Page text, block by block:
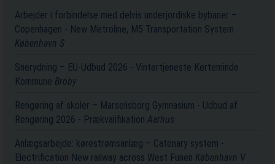
Arbejder i forbindelse med delvis underjordiske bybaner –
Copenhagen - New Metroline, M5 Transportation System
København S
Snerydning – EU-Udbud 2026 - Vintertjeneste Kerteminde
Kommune Broby
Rengøring af skoler – Marselisborg Gymnasium - Udbud af
Rengøring 2026 - PrækvalifikationAarhus
Anlægsarbejde: kørestrømsanlæg – Catenary system -
Electrification New railway across West Funen København V